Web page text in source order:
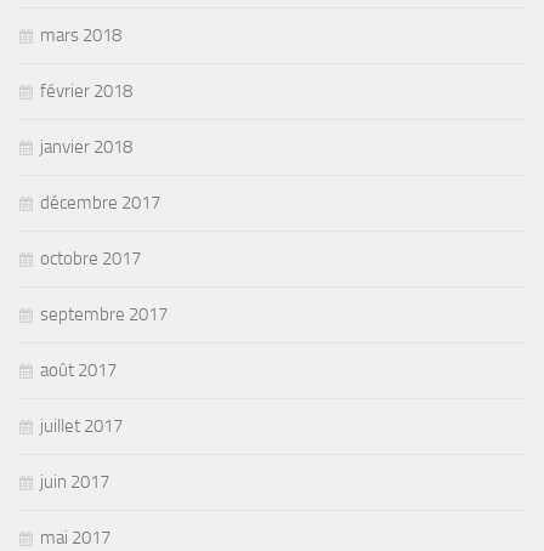
mars 2018
février 2018
janvier 2018
décembre 2017
octobre 2017
septembre 2017
août 2017
juillet 2017
juin 2017
mai 2017